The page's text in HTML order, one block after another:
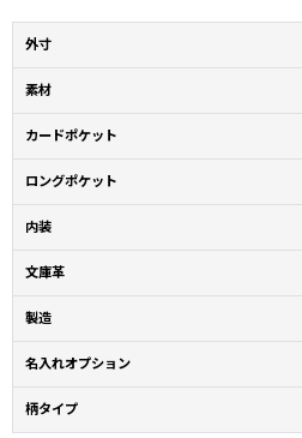
外寸
素材
カードポケット
ロングポケット
内装
文庫革
製造
名入れオプション
柄タイプ